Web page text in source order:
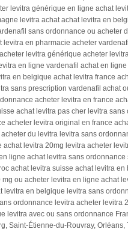
levitra générique en ligne achat
levitra achat achat levitra en
sans ordonnance ou acheter
en pharmacie acheter
levitra générique acheter
en ligne vardenafil achat en
en belgique achat levitra france
sans prescription vardenafil achat
acheter levitra en france
achat levitra pas cher levitra
levitra original en france
du levitra levitra sans
levitra 20mg levitra acheter
ligne achat levitra sans
achat levitra suisse achat levitra
ou acheter levitra en ligne achat
en belgique levitra sans
ordonnance levitra acheter levitra
avec ou sans ordonnance
Saint-Étienne-du-Rouvray,